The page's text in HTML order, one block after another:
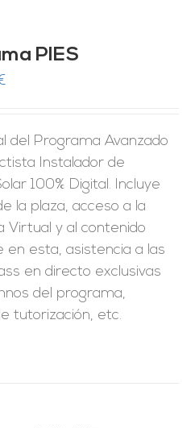
PIES
del Programa Avanzado
Instalador de
100% Digital. Incluye
la plaza, acceso a la
Virtual y al contenido
en esta, asistencia a las
en directo exclusivas
del programa,
tutorización, etc.